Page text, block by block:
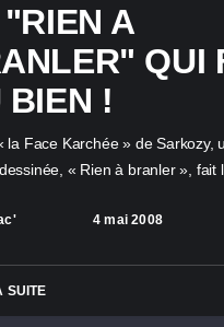
A
QUI
BIEN !
la Face Karchée » de Sarkozy,
« Rien à branler », fait
4 mai 2008
SUITE